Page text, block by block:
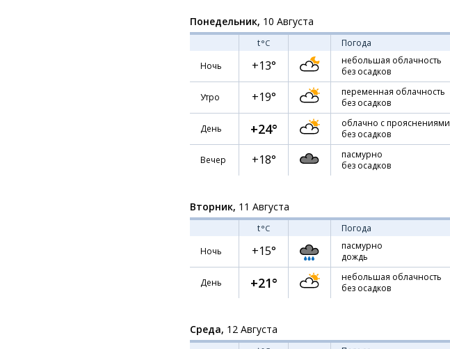
Понедельник, 10 Августа
t°C Погода
Ночь
+13°
небольшая облачность
без осадков
Утро +19°
переменная облачность
без осадков
День +24°
облачно с прояснениями
без осадков
Вечер +18°
пасмурно
без осадков
Вторник, 11 Августа
t°C Погода
Ночь
+15°
пасмурно
дождь
День +21°
небольшая облачность
без осадков
Среда, 12 Августа